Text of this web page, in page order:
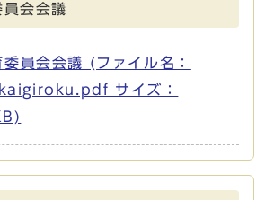
会会議
員会会議 (ファイル名：
サイズ：